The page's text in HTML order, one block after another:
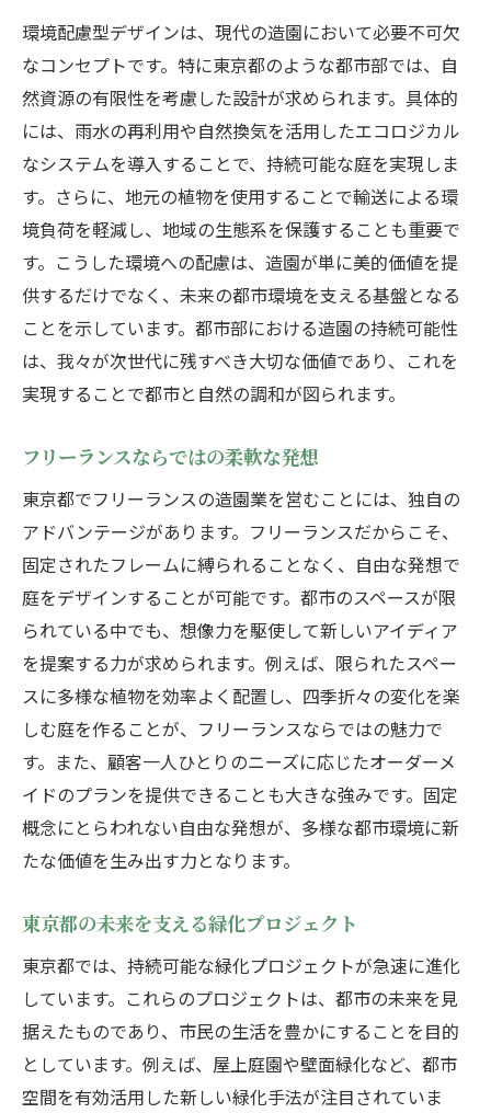
環境配慮型デザインは、現代の造園において必要不可欠
なコンセプトです。特に東京都のような都市部では、自
然資源の有限性を考慮した設計が求められます。具体的
には、雨水の再利用や自然換気を活用したエコロジカル
なシステムを導入することで、持続可能な庭を実現しま
す。さらに、地元の植物を使用することで輸送による環
境負荷を軽減し、地域の生態系を保護することも重要で
す。こうした環境への配慮は、造園が単に美的価値を提
供するだけでなく、未来の都市環境を支える基盤となる
ことを示しています。都市部における造園の持続可能性
は、我々が次世代に残すべき大切な価値であり、これを
実現することで都市と自然の調和が図られます。
フリーランスならではの柔軟な発想
東京都でフリーランスの造園業を営むことには、独自の
アドバンテージがあります。フリーランスだからこそ、
固定されたフレームに縛られることなく、自由な発想で
庭をデザインすることが可能です。都市のスペースが限
られている中でも、想像力を駆使して新しいアイディア
を提案する力が求められます。例えば、限られたスペー
スに多様な植物を効率よく配置し、四季折々の変化を楽
しむ庭を作ることが、フリーランスならではの魅力で
す。また、顧客一人ひとりのニーズに応じたオーダーメ
イドのプランを提供できることも大きな強みです。固定
概念にとらわれない自由な発想が、多様な都市環境に新
たな価値を生み出す力となります。
東京都の未来を支える緑化プロジェクト
東京都では、持続可能な緑化プロジェクトが急速に進化
しています。これらのプロジェクトは、都市の未来を見
据えたものであり、市民の生活を豊かにすることを目的
としています。例えば、屋上庭園や壁面緑化など、都市
空間を有効活用した新しい緑化手法が注目されていま